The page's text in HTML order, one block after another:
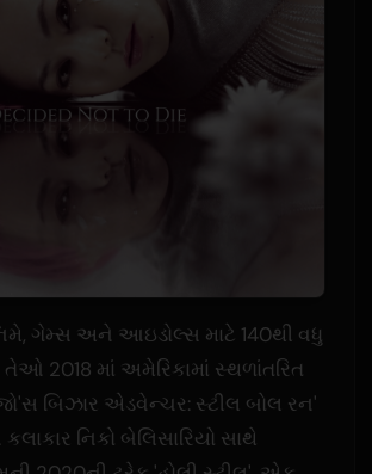
ગેમ્સ અને આઇડોલ્સ માટે 140થી વધુ
તેઓ 2018 માં અમેરિકામાં સ્થળાંતરિત
બિઝાર એડવેન્ચર: સ્ટીલ બોલ રન'
નિકો બેલિસારિયો સાથે